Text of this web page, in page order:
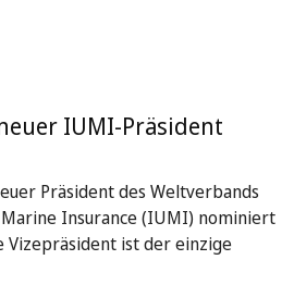
IUMI-Präsident
Präsident des Weltverbands
Insurance (IUMI) nominiert
ist der einzige